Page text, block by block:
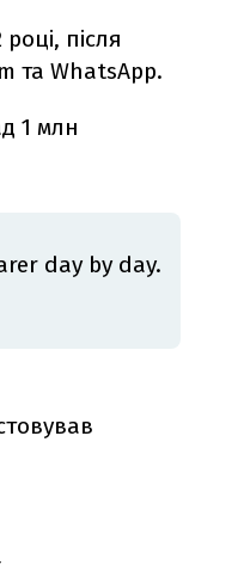
після
та WhatsApp.
1 млн
day by day.